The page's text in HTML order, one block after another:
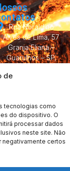
de
tecnologias como
do dispositivo. O
processar dados
neste site. Não
negativamente certos
Rua Noraldino
Alves de Lima, 57
Granja Eliana –
Guarulhos – SP,